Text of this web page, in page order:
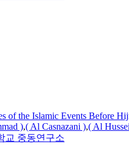
of the Islamic Events Before
),( Al Casnazani ),( Al
교 중동연구소